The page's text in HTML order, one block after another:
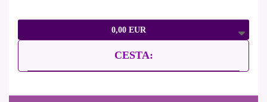
0,00 EUR
CESTA: